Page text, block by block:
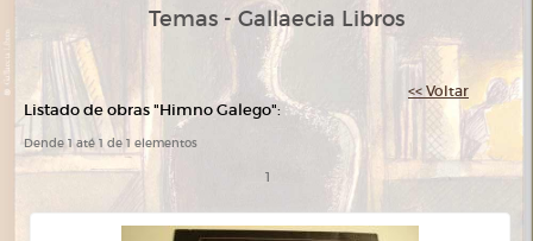
Temas - Gallaecia Libros
<< Voltar
Listado de obras "Himno Galego":
Dende 1 até 1 de 1 elementos
1